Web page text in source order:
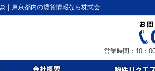
弦巻｜敷金0 仲介手数料無料 家具家電付 2人入居可 無職相談｜東京都内の賃貸情報なら株式会社成家 新小岩店
営業時間：10：